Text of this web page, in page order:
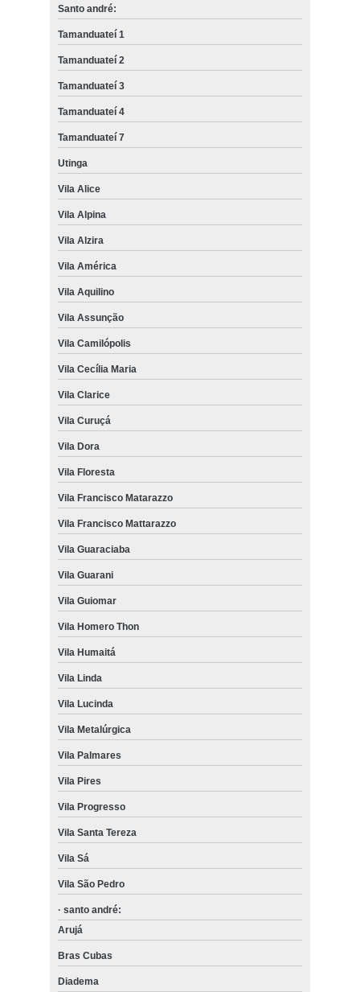
Santo andré:
Tamanduateí 1
Tamanduateí 2
Tamanduateí 3
Tamanduateí 4
Tamanduateí 7
Utinga
Vila Alice
Vila Alpina
Vila Alzira
Vila América
Vila Aquilino
Vila Assunção
Vila Camilópolis
Vila Cecília Maria
Vila Clarice
Vila Curuçá
Vila Dora
Vila Floresta
Vila Francisco Matarazzo
Vila Francisco Mattarazzo
Vila Guaraciaba
Vila Guarani
Vila Guiomar
Vila Homero Thon
Vila Humaitá
Vila Linda
Vila Lucinda
Vila Metalúrgica
Vila Palmares
Vila Pires
Vila Progresso
Vila Santa Tereza
Vila Sá
Vila São Pedro
· santo andré:
Arujá
Bras Cubas
Diadema